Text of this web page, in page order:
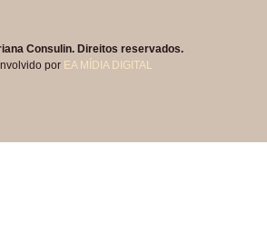
Consulin. Direitos reservados.
por EA MÍDIA DIGITAL